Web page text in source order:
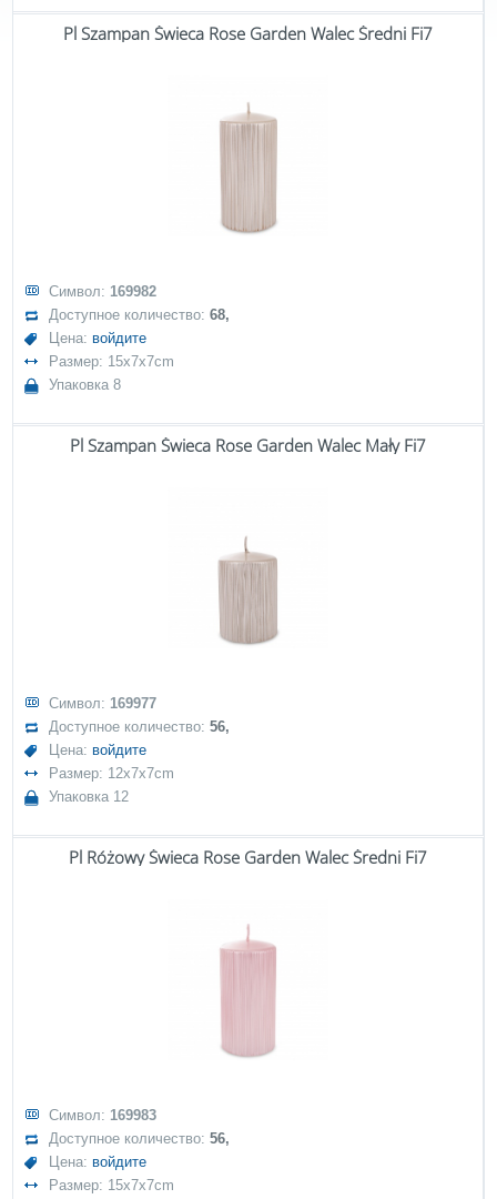
Pl Szampan Świeca Rose Garden Walec Średni Fi7
Символ: 169982
Доступное количество:68,
Цена: войдите
Размер: 15x7x7cm
Упаковка 8
Pl Szampan Świeca Rose Garden Walec Mały Fi7
Символ: 169977
Доступное количество:56,
Цена: войдите
Размер: 12x7x7cm
Упаковка 12
Pl Różowy Świeca Rose Garden Walec Średni Fi7
Символ: 169983
Доступное количество:56,
Цена: войдите
Размер: 15x7x7cm